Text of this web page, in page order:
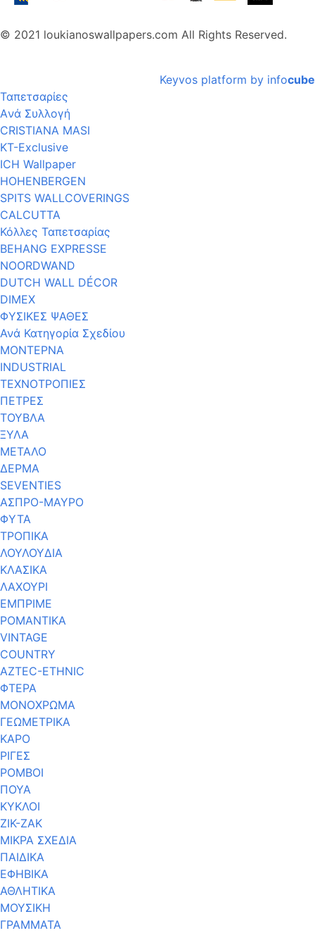
© 2021 loukianoswallpapers.com All Rights Reserved.
Keyvos platform by infocube
Ταπετσαρίες
Aνά Συλλογή
CRISTIANA MASI
KT-Exclusive
ICH Wallpaper
HOHENBERGEN
SPITS WALLCOVERINGS
CALCUTTA
Κόλλες Ταπετσαρίας
BEHANG EXPRESSE
NOORDWAND
DUTCH WALL DÉCOR
DIMEX
ΦΥΣΙΚΕΣ ΨΑΘΕΣ
Ανά Κατηγορία Σχεδίου
ΜΟΝΤΕΡΝΑ
INDUSTRIAL
ΤΕΧΝΟΤΡΟΠΙΕΣ
ΠΕΤΡΕΣ
ΤΟΥΒΛΑ
ΞΥΛΑ
ΜΕΤΑΛΟ
ΔΕΡΜΑ
SEVENTIES
ΑΣΠΡΟ-ΜΑΥΡΟ
ΦΥΤΑ
ΤΡΟΠΙΚΑ
ΛΟΥΛΟΥΔΙΑ
ΚΛΑΣΙΚΑ
ΛΑΧΟΥΡΙ
ΕΜΠΡΙΜΕ
ΡΟΜΑΝΤΙΚΑ
VINTAGE
COUNTRY
AZTEC-ETHNIC
ΦΤΕΡΑ
ΜΟΝΟΧΡΩΜΑ
ΓΕΩΜΕΤΡΙΚΑ
ΚΑΡΟ
ΡΙΓΕΣ
ΡΟΜΒΟΙ
ΠΟΥΑ
ΚΥΚΛΟΙ
ΖΙΚ-ΖΑΚ
ΜΙΚΡΑ ΣΧΕΔΙΑ
ΠΑΙΔΙΚΑ
ΕΦΗΒΙΚΑ
ΑΘΛΗΤΙΚΑ
ΜΟΥΣΙΚΗ
ΓΡΑΜΜΑΤΑ